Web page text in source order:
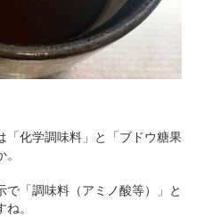
「化学調味料」と「ブドウ糖果
「調味料（アミノ酸等）」と
。